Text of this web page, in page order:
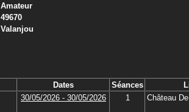
Amateur
49670
Valanjou
Dates Séances
30/05/2026 - 30/05/2026 1 Château